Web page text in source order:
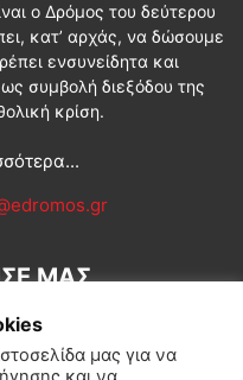
ο Δρόμος του δεύτερου
κατ’ αρχάς, να δώσουμε
ενσυνείδητα και
συμβολή διεξόδου της
κρίση.
ΜΑΣ
μας για να